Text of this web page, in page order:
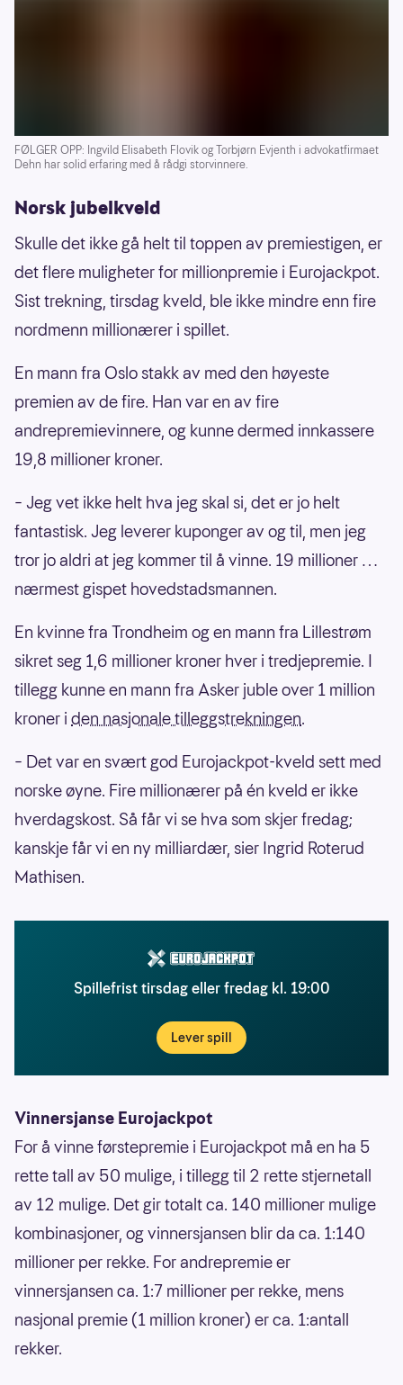
FØLGER OPP: Ingvild Elisabeth Flovik og Torbjørn Evjenth i advokatfirmaet
Dehn har solid erfaring med å rådgi storvinnere.
Norsk jubelkveld
Skulle det ikke gå helt til toppen av premiestigen, er
det flere muligheter for millionpremie i Eurojackpot.
Sist trekning, tirsdag kveld, ble ikke mindre enn fire
nordmenn millionærer i spillet.
En mann fra Oslo stakk av med den høyeste
premien av de fire. Han var en av fire
andrepremievinnere, og kunne dermed innkassere
19,8 millioner kroner.
– Jeg vet ikke helt hva jeg skal si, det er jo helt
fantastisk. Jeg leverer kuponger av og til, men jeg
tror jo aldri at jeg kommer til å vinne. 19 millioner …
nærmest gispet hovedstadsmannen.
En kvinne fra Trondheim og en mann fra Lillestrøm
sikret seg 1,6 millioner kroner hver i tredjepremie. I
tillegg kunne en mann fra Asker juble over 1 million
kroner i den nasjonale tilleggstrekningen.
– Det var en svært god Eurojackpot-kveld sett med
norske øyne. Fire millionærer på én kveld er ikke
hverdagskost. Så får vi se hva som skjer fredag;
kanskje får vi en ny milliardær, sier Ingrid Roterud
Mathisen.
Spillefrist tirsdag eller fredag kl. 19:00
Lever spill
Vinnersjanse Eurojackpot
For å vinne førstepremie i Eurojackpot må en ha 5
rette tall av 50 mulige, i tillegg til 2 rette stjernetall
av 12 mulige. Det gir totalt ca. 140 millioner mulige
kombinasjoner, og vinnersjansen blir da ca. 1:140
millioner per rekke. For andrepremie er
vinnersjansen ca. 1:7 millioner per rekke, mens
nasjonal premie (1 million kroner) er ca. 1:antall
rekker.